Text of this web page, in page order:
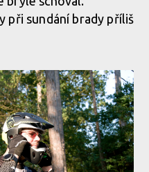
při sundání brady příliš